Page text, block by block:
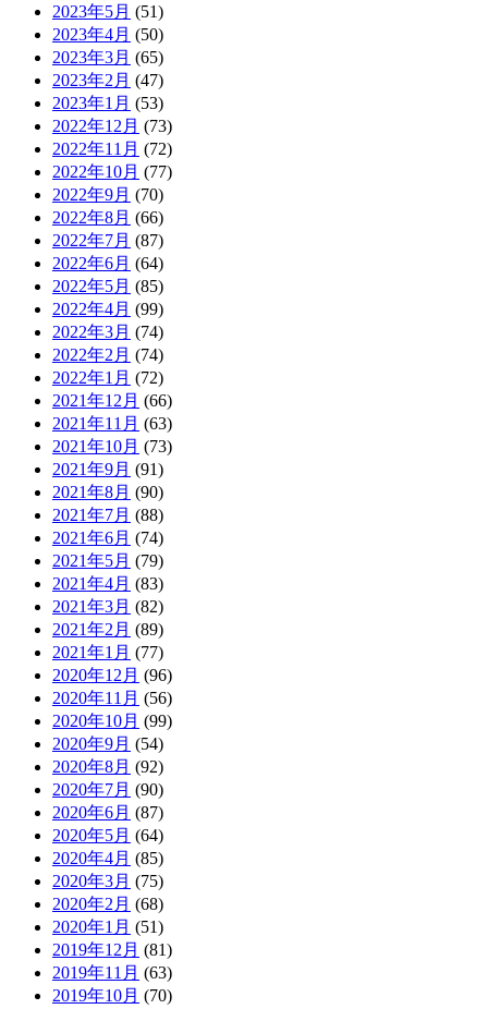
2023年5月 (51)
2023年4月 (50)
2023年3月 (65)
2023年2月 (47)
2023年1月 (53)
2022年12月 (73)
2022年11月 (72)
2022年10月 (77)
2022年9月 (70)
2022年8月 (66)
2022年7月 (87)
2022年6月 (64)
2022年5月 (85)
2022年4月 (99)
2022年3月 (74)
2022年2月 (74)
2022年1月 (72)
2021年12月 (66)
2021年11月 (63)
2021年10月 (73)
2021年9月 (91)
2021年8月 (90)
2021年7月 (88)
2021年6月 (74)
2021年5月 (79)
2021年4月 (83)
2021年3月 (82)
2021年2月 (89)
2021年1月 (77)
2020年12月 (96)
2020年11月 (56)
2020年10月 (99)
2020年9月 (54)
2020年8月 (92)
2020年7月 (90)
2020年6月 (87)
2020年5月 (64)
2020年4月 (85)
2020年3月 (75)
2020年2月 (68)
2020年1月 (51)
2019年12月 (81)
2019年11月 (63)
2019年10月 (70)